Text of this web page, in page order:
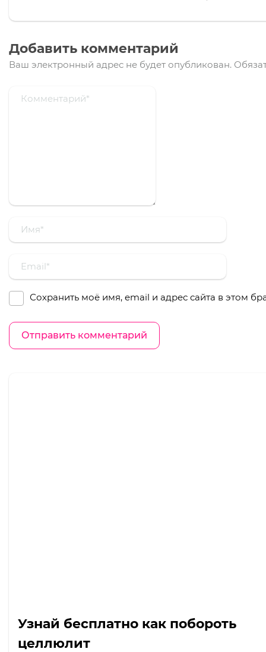
Добавить комментарий
Ваш электронный адрес не будет опубликован.
Сохранить моё имя, email и адрес сайта в этом
Узнай бесплатно как побороть
целлюлит